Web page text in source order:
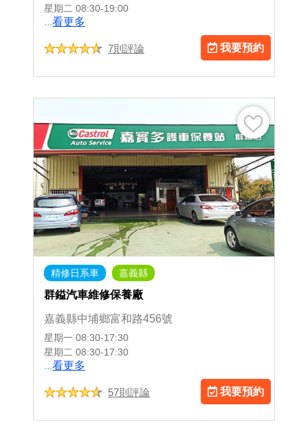
星期二 08:30-19:00
...看更多
7則評論 我要預約
精修日系車 嘉義縣
群鎰汽車維修保養廠
嘉義縣中埔鄉富和路456號
星期一 08:30-17:30
星期二 08:30-17:30
...看更多
57則評論 我要預約